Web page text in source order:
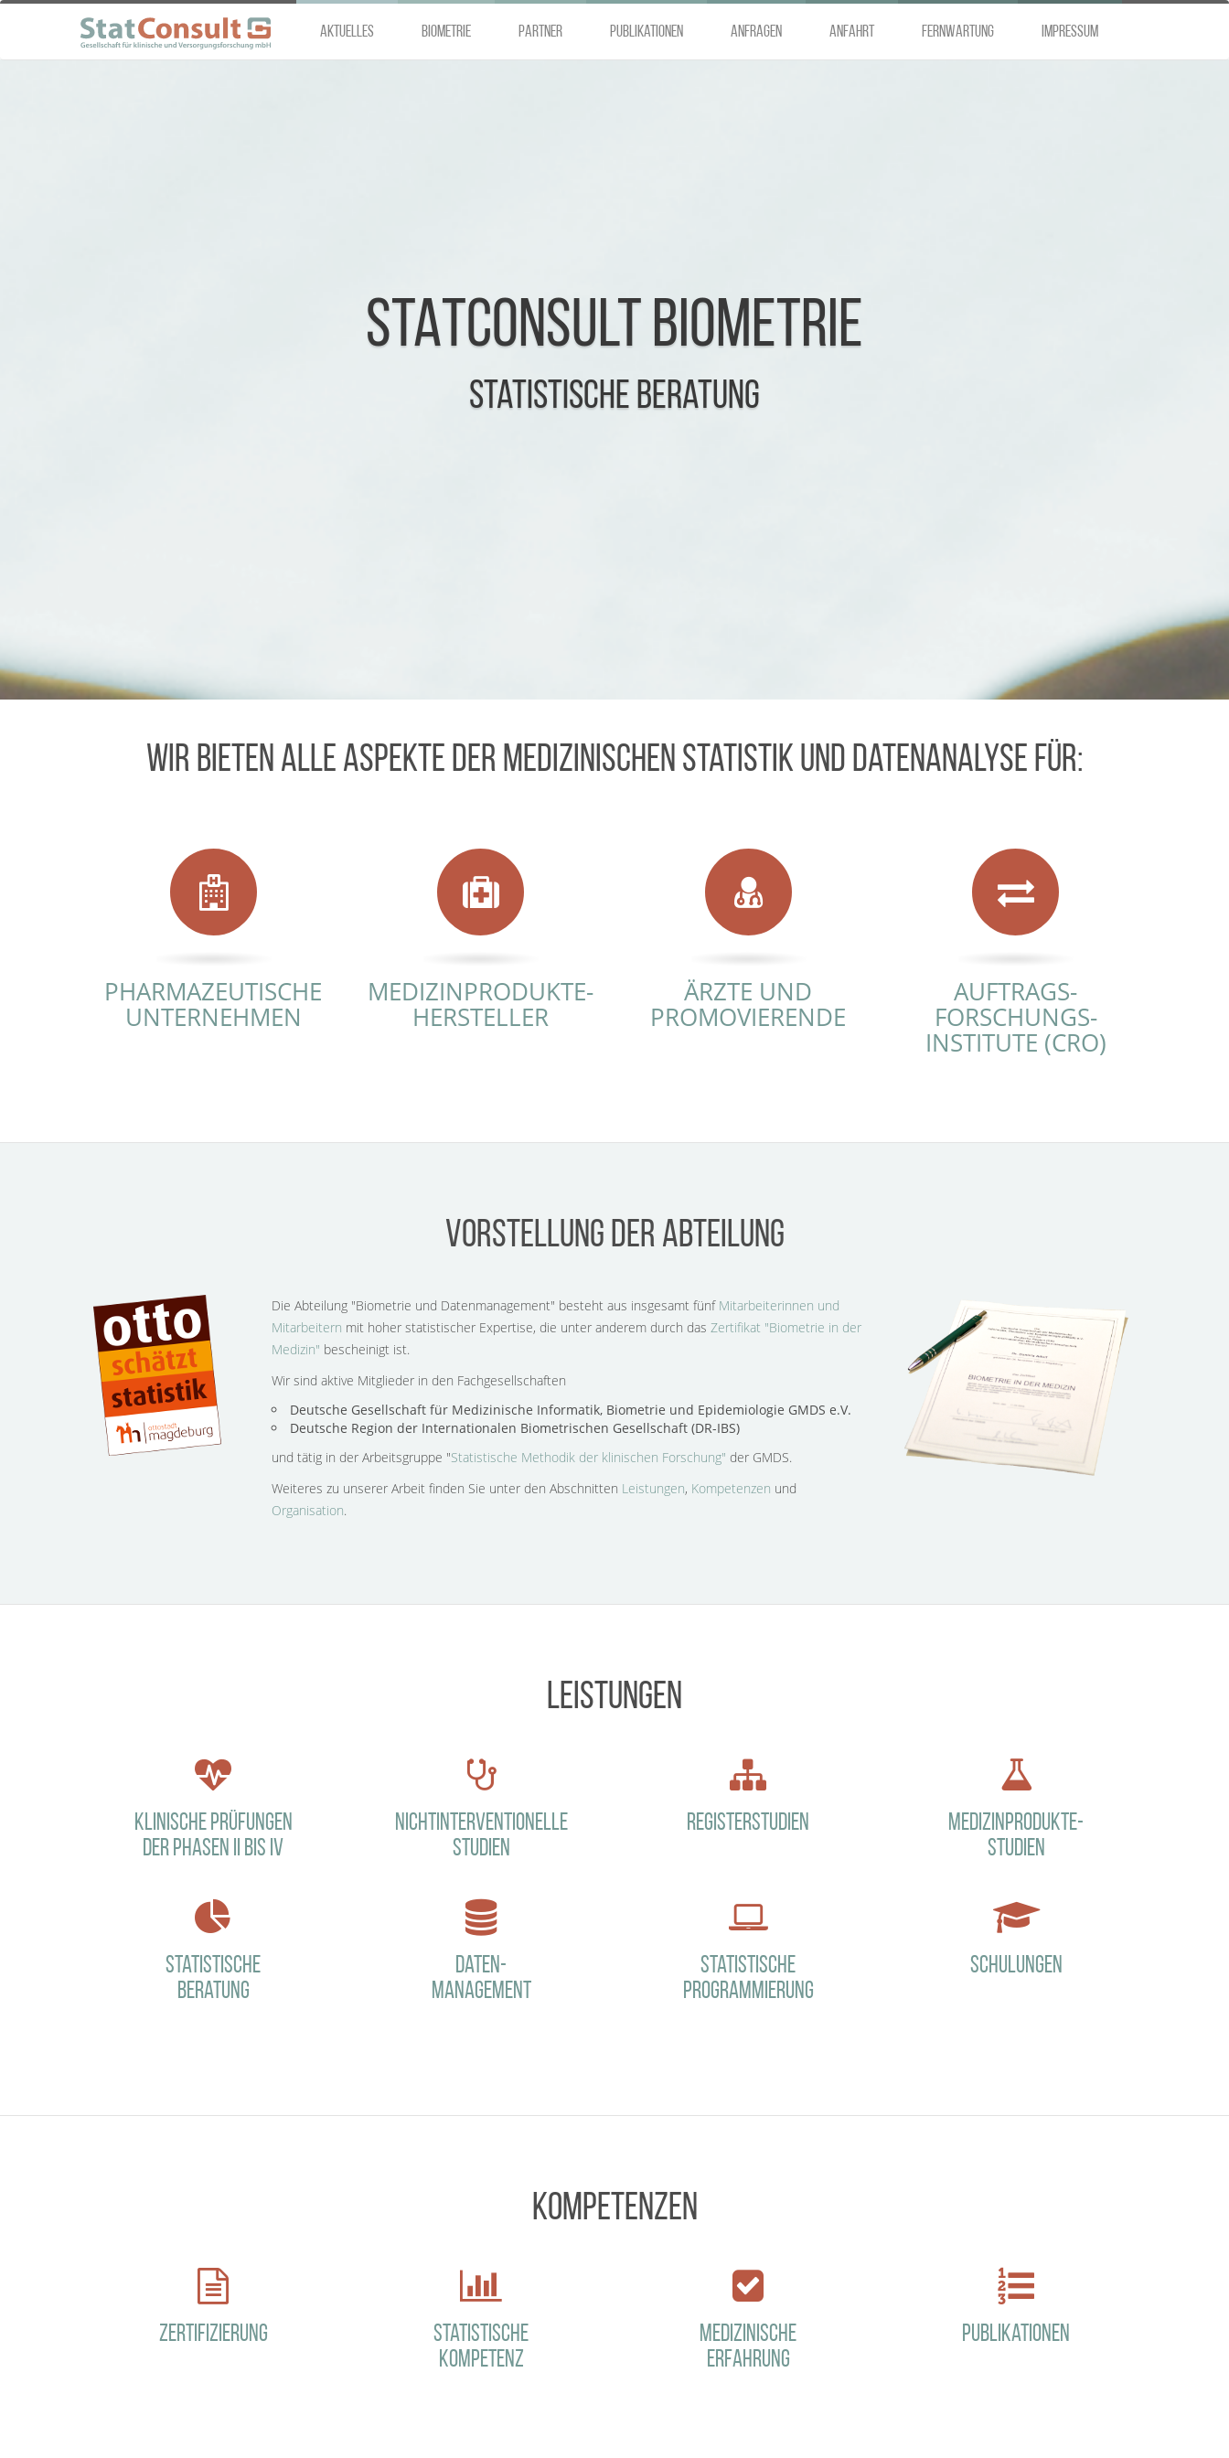
Direkt zum Inhalt
Aktuelles
Biometrie Partner Publikationen Anfragen Anfahrt Fernwartung Impressum
STATCONSULT BIOMETRIE
Statistische Beratung
Wir bieten alle Aspekte der Medizinischen Statistik und Datenanalyse für:
PHARMAZEUTISCHE
UNTERNEHMEN
MEDIZINPRODUKTE-
HERSTELLER
ÄRZTE UND
PROMOVIERENDE
AUFTRAGS-
FORSCHUNGS-
INSTITUTE (CRO)
Vorstellung der Abteilung
Die Abteilung "Biometrie und Datenmanagement" besteht aus insgesamt fünf Mitarbeiterinnen und
Mitarbeitern mit hoher statistischer Expertise, die unter anderem durch das Zertifikat "Biometrie in der
Medizin" bescheinigt ist.
Wir sind aktive Mitglieder in den Fachgesellschaften
Deutsche Gesellschaft für Medizinische Informatik, Biometrie und Epidemiologie GMDS e.V.
Deutsche Region der Internationalen Biometrischen Gesellschaft (DR-IBS)
und tätig in der Arbeitsgruppe "Statistische Methodik der klinischen Forschung" der GMDS.
Weiteres zu unserer Arbeit finden Sie unter den Abschnitten Leistungen, Kompetenzen und
Organisation.
Leistungen
Klinische Prüfungen
der Phasen II bis IV
Nichtinterventionelle
Studien
Registerstudien
Medizinprodukte-
studien
Statistische
Beratung
Daten-
management
Statistische
Programmierung
Schulungen
Kompetenzen
Zertifizierung
Statistische
Kompetenz
Medizinische
Erfahrung
Publikationen